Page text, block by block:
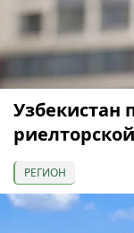
Узбекистан
РЕГИОН